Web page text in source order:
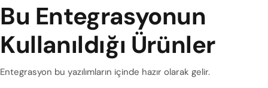
Bu Entegrasyonun
Kullanıldığı Ürünler
Entegrasyon bu yazılımların içinde hazır olarak gelir.